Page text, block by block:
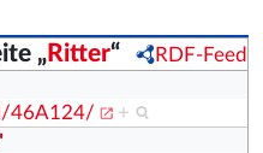
„Ritter“
RDF-Feed
46A124/
+